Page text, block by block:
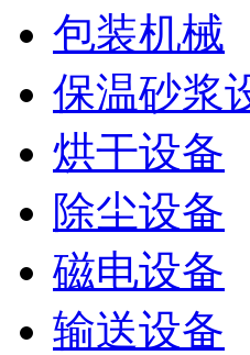
包装机械
保温砂浆
烘干设备
除尘设备
磁电设备
输送设备